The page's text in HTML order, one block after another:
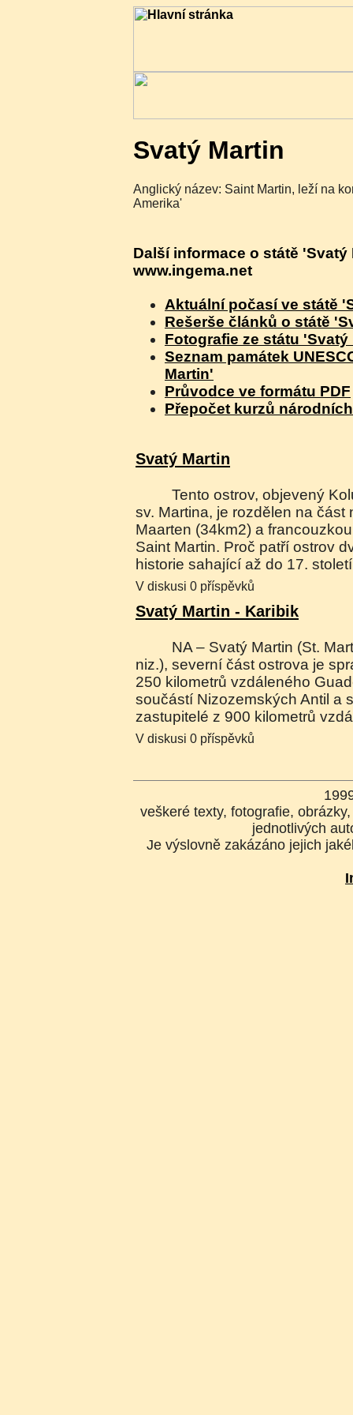
Svatý Martin
Anglický název: Saint Martin, leží na
Amerika'
Další informace o státě 'Svatý
www.ingema.net
Aktuální počasí ve státě
Rešerše článků o státě
Fotografie ze státu 'Svatý
Seznam památek
Martin'
Průvodce ve formátu PDF
Přepočet kurzů
Svatý Martin
Tento ostrov, objevený Kolumbem v den svátku
sv. Martina, je rozdělen na část
Maarten (34km2) a
Saint Martin. Proč patří ostrov
historie sahající až do 17.
V diskusi 0 příspěvků
Svatý Martin - Karibik
NA – Svatý Martin (St. Martin – fr., Sint Maarten –
niz.), severní část ostrova je
250 kilometrů vzdáleného
součástí Nizozemských Antil a
zastupitelé z 900 kilometrů
V diskusi 0 příspěvků
veškeré texty, fotografie,
jednotlivých
Je výslovně zakázáno jejich